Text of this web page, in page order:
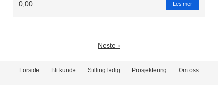
0,00 Les mer
Neste ›
Forside Bli kunde Stilling ledig Prosjektering Om oss